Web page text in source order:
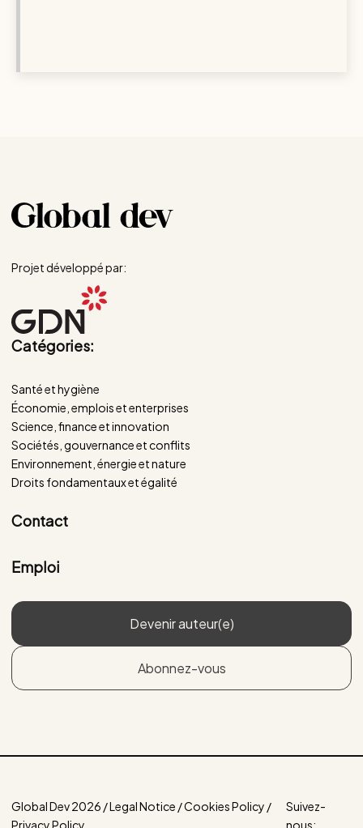
Projet développé par:
Catégories:
Santé et hygiène
Économie, emplois et enterprises
Science, finance et innovation
Sociétés, gouvernance et conflits
Environnement, énergie et nature
Droits fondamentaux et égalité
Contact
Emploi
Devenir auteur(e)
Abonnez-vous
Global Dev 2026 / Legal Notice / Cookies Policy /
Privacy Policy
Suivez-
nous: